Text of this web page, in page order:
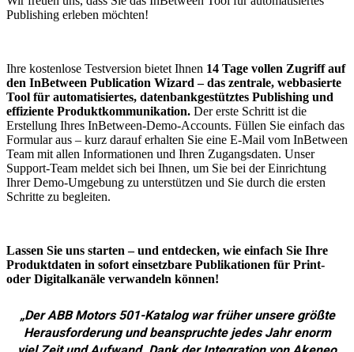
Publishing erleben möchten!
Ihre kostenlose Testversion bietet Ihnen 14 Tage vollen Zugriff auf
den InBetween Publication Wizard – das zentrale, webbasierte
Tool für automatisiertes, datenbankgestütztes Publishing und
effiziente Produktkommunikation. Der erste Schritt ist die
Erstellung Ihres InBetween-Demo-Accounts. Füllen Sie einfach das
Formular aus – kurz darauf erhalten Sie eine E-Mail vom InBetween
Team mit allen Informationen und Ihren Zugangsdaten. Unser
Support-Team meldet sich bei Ihnen, um Sie bei der Einrichtung
Ihrer Demo-Umgebung zu unterstützen und Sie durch die ersten
Schritte zu begleiten.
Lassen Sie uns starten – und entdecken, wie einfach Sie Ihre
Produktdaten in sofort einsetzbare Publikationen für Print-
oder Digitalkanäle verwandeln können!
„Der ABB Motors 501-Katalog war früher unsere größte
Herausforderung und beanspruchte jedes Jahr enorm